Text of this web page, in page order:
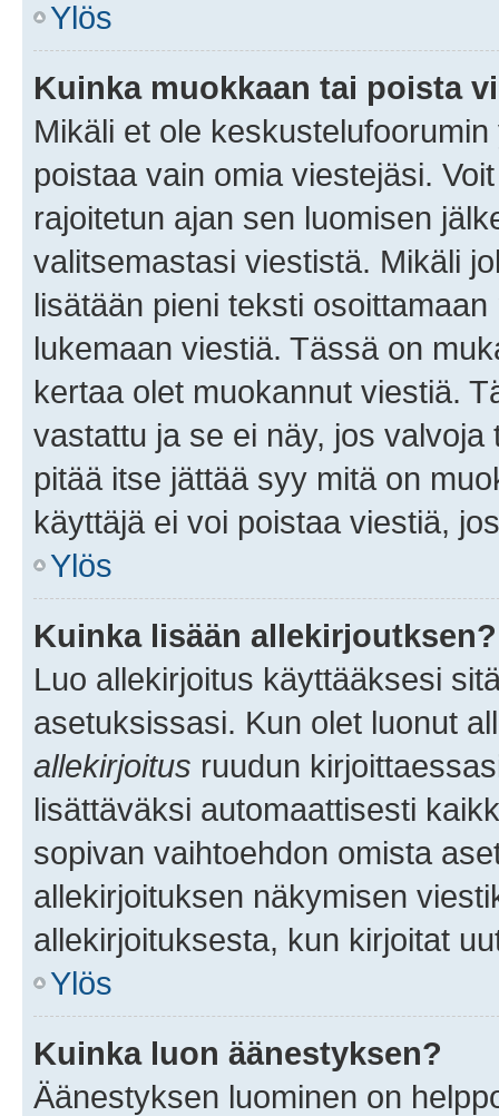
Ylös
Kuinka muokkaan tai poista
Mikäli et ole
poistaa vain omia viestejäsi.
rajoitetun ajan sen luomisen
valitsemastasi viestistä. Mikäli
lisätään pieni teksti
lukemaan viestiä. Tässä on
kertaa olet muokannut viestiä.
vastattu ja se ei näy, jos
pitää itse jättää syy mitä on
käyttäjä ei voi poistaa viestiä,
Ylös
Kuinka lisään allekirjoutksen?
Luo allekirjoitus käyttääksesi
asetuksissasi. Kun olet luonut
allekirjoitus ruudun
lisättäväksi automaattisesti
sopivan vaihtoehdon omista
allekirjoituksen näkymisen
allekirjoituksesta, kun kirjoitat
Ylös
Kuinka luon äänestyksen?
Äänestyksen luominen on